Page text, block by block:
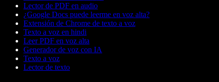
Lector de PDF en audio
¿Google Docs puede leerme en voz alta?
Extensión de Chrome de texto a voz
Texto a voz en hindi
Leer PDF en voz alta
Generador de voz con IA
Texto a voz
Lector de texto